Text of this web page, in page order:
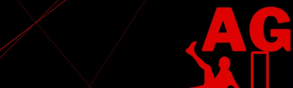
Saltar
contenido